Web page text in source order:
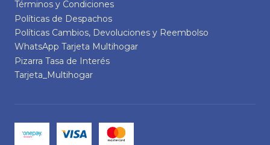
Términos y Condiciones
Políticas de Despachos
Políticas Cambios, Devoluciones y Reembolso
WhatsApp Tarjeta Multihogar
Pizarra Tasa de Interés
Tarjeta_Multihogar